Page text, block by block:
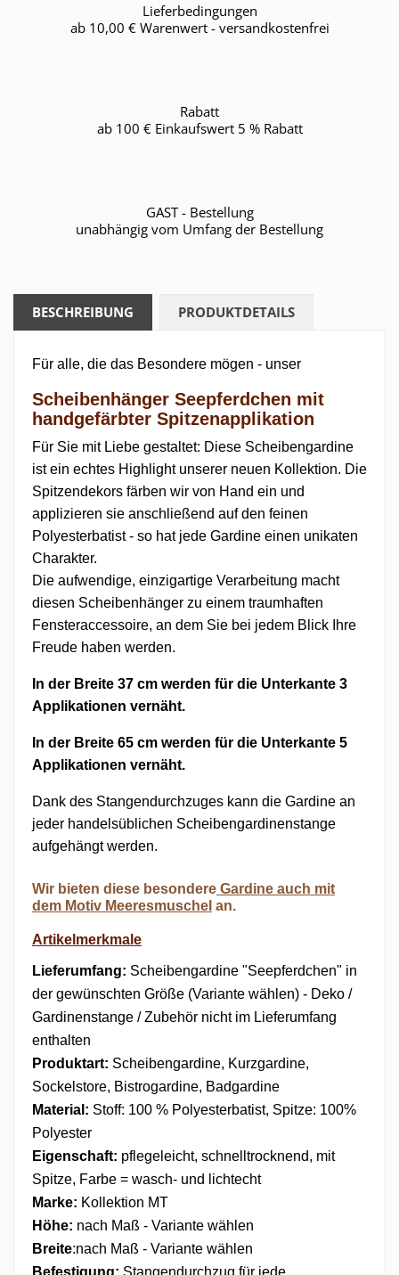
Lieferbedingungen
ab 10,00 € Warenwert - versandkostenfrei
Rabatt
ab 100 € Einkaufswert 5 % Rabatt
GAST - Bestellung
unabhängig vom Umfang der Bestellung
BESCHREIBUNG PRODUKTDETAILS
Für alle, die das Besondere mögen - unser
Scheibenhänger Seepferdchen mit
handgefärbter Spitzenapplikation
Für Sie mit Liebe gestaltet: Diese Scheibengardine
ist ein echtes Highlight unserer neuen Kollektion. Die
Spitzendekors färben wir von Hand ein und
applizieren sie anschließend auf den feinen
Polyesterbatist - so hat jede Gardine einen unikaten
Charakter.
Die aufwendige, einzigartige Verarbeitung macht
diesen Scheibenhänger zu einem traumhaften
Fensteraccessoire, an dem Sie bei jedem Blick Ihre
Freude haben werden.
In der Breite 37 cm werden für die Unterkante 3
Applikationen vernäht.
In der Breite 65 cm werden für die Unterkante 5
Applikationen vernäht.
Dank des Stangendurchzuges kann die Gardine an
jeder handelsüblichen Scheibengardinenstange
aufgehängt werden.
Wir bieten diese besondere Gardine auch mit
dem Motiv Meeresmuschel an.
Artikelmerkmale
Lieferumfang: Scheibengardine "Seepferdchen" in
der gewünschten Größe (Variante wählen) - Deko /
Gardinenstange / Zubehör nicht im Lieferumfang
enthalten
Produktart: Scheibengardine, Kurzgardine,
Sockelstore, Bistrogardine, Badgardine
Material: Stoff: 100 % Polyesterbatist, Spitze: 100%
Polyester
Eigenschaft: pflegeleicht, schnelltrocknend, mit
Spitze, Farbe = wasch- und lichtecht
Marke: Kollektion MT
Höhe: nach Maß - Variante wählen
Breite:nach Maß - Variante wählen